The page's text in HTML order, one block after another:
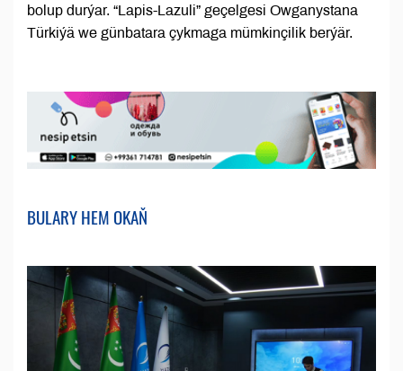
bolup durýar. “Lapis-Lazuli” geçelgesi Owganystana
Türkiýä we günbatara çykmaga mümkinçilik berýär.
BULARY HEM OKAŇ